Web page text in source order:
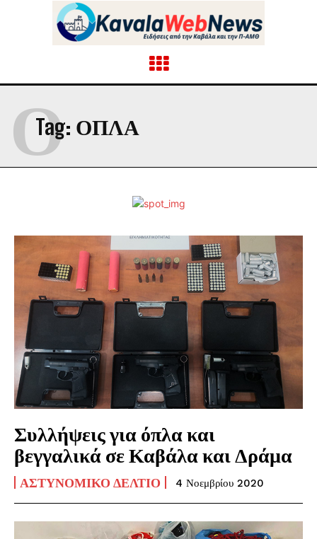
Tag: ΌΠΛΑ
Ό
Συλλήψεις για όπλα και
βεγγαλικά σε Καβάλα και Δράμα
ΑΣΤΥΝΟΜΙΚΌ ΔΕΛΤΊΟ 4 Νοεμβρίου 2020